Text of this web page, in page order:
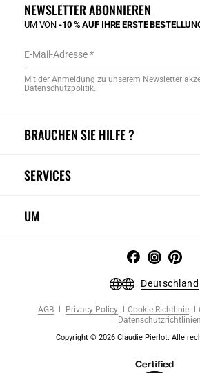
BRAUCHEN SIE HILFE ?
SERVICES
UM
NEWSLETTER ABONNIEREN
UM VON-10 % AUF IHRE ERSTE
E-Mail-Adresse
Mit der Anmeldung zu unserem Newsletter
Datenschutzpolitik.
Deutschland
AGB Privacy Policy Cookie-Richtlinie
Datenschutzrichtlinien
Copyright © 2026 Claudie Pierlot. Alle